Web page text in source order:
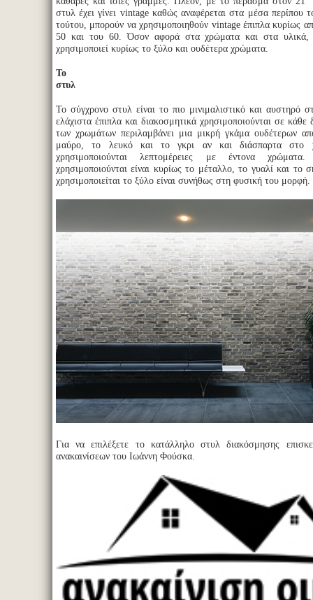
στυλ έχει γίνει vintage καθώς αναφέρεται στα μέσα περίπου
τούτου, μπορούν να χρησιμοποιηθούν vintage έπιπλα κυρίως
50 και του 60. Όσον αφορά στα χρώματα και στα υλικά,
χρησιμοποιεί κυρίως το ξύλο και ουδέτερα χρώματα.
Το
στυλ
Το σύγχρονο στυλ είναι το πιο μινιμαλιστικό και αυστηρό
ελάχιστα έπιπλα και διακοσμητικά χρησιμοποιούνται σε
των χρωμάτων περιλαμβάνει μια μικρή γκάμα ουδέτερων
μαύρο, το λευκό και το γκρι αν και διάσπαρτα στο
χρησιμοποιούνται λεπτομέρειες με έντονα
χρησιμοποιούνται είναι κυρίως το μέταλλο, το γυαλί και το
χρησιμοποιείται το ξύλο είναι συνήθως στη φυσική του μορφή.
Για να επιλέξετε το κατάλληλο στυλ διακόσμησης
ανακαινίσεων του Ιωάννη Φούσκα.